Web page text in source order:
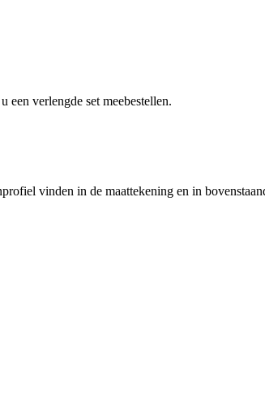
een verlengde set meebestellen.
vinden in de maattekening en in